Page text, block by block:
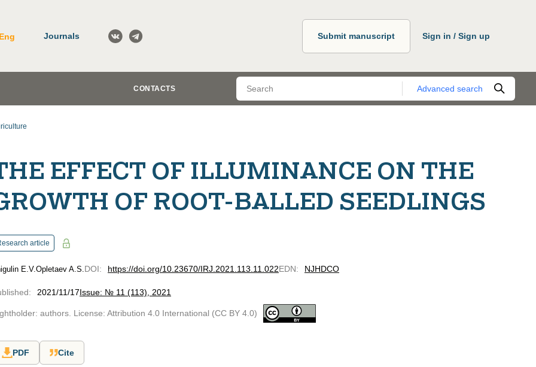
Eng Journals Submit manuscript Sign in / Sign up
CONTACTS Advanced search
EFFECT OF ILLUMINANCE ON THE
OF ROOT-BALLED SEEDLINGS
article
E.V. Opletaev A.S. DOI: https://doi.org/10.23670/IRJ.2021.113.11.022EDN: NJHDCO
: 2021/11/17Issue: № 11 (113), 2021
authors. License: Attribution 4.0 International (CC BY 4.0)
PDF Cite